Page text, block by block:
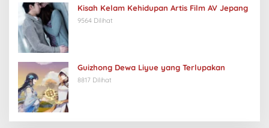
Kisah Kelam Kehidupan Artis Film AV Jepang
9564 Dilihat
Guizhong Dewa Liyue yang Terlupakan
8817 Dilihat